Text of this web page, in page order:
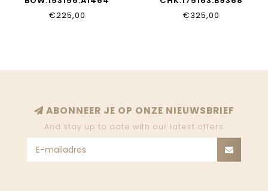
€225,00
€325,00
ABONNEER JE OP ONZE NIEUWSBRIEF
And stay up to date with our latest offers